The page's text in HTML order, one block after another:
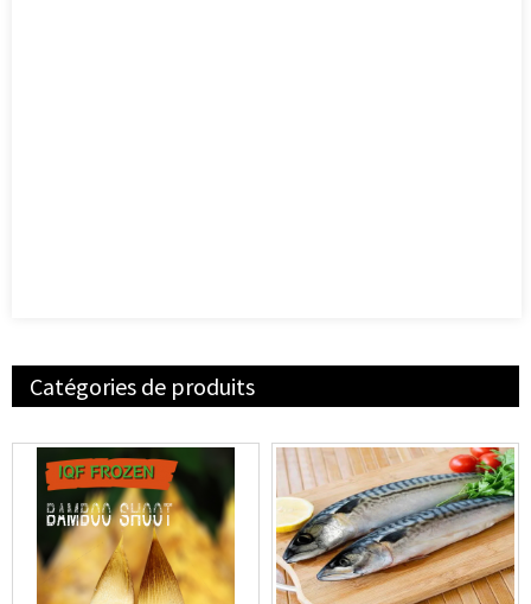
Catégories de produits